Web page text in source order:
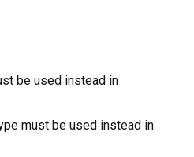
be used instead in
must be used instead in